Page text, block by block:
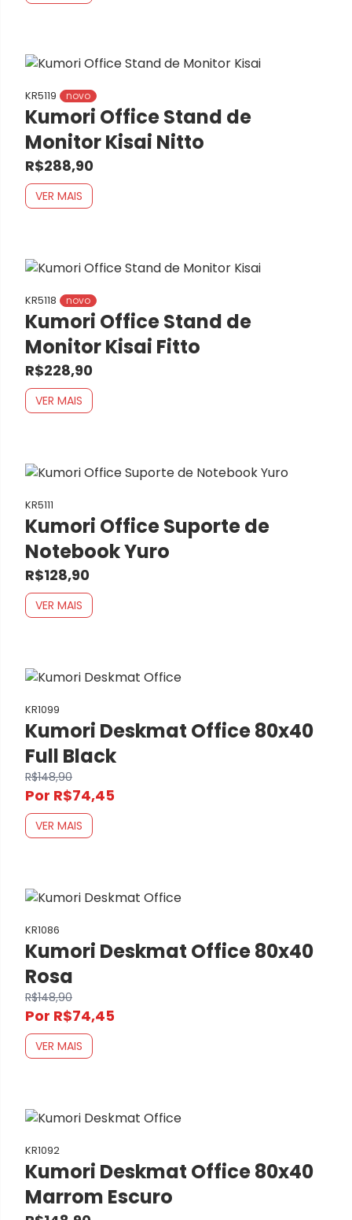
KR5119 novo
Kumori Office Stand de
Monitor Kisai Nitto
R$288,90
VER MAIS
KR5118 novo
Kumori Office Stand de
Monitor Kisai Fitto
R$228,90
VER MAIS
KR5111
Kumori Office Suporte de
Notebook Yuro
R$128,90
VER MAIS
KR1099
Kumori Deskmat Office 80x40
Full Black
R$148,90
Por R$74,45
VER MAIS
KR1086
Kumori Deskmat Office 80x40
Rosa
R$148,90
Por R$74,45
VER MAIS
KR1092
Kumori Deskmat Office 80x40
Marrom Escuro